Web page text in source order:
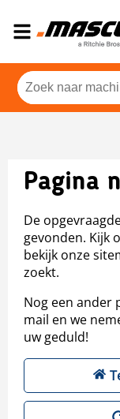
Pagina
De
gevonden. Kijk
bekijk onze
zoekt.
Nog een ander
mail en we
uw geduld!